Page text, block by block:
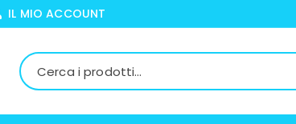
IL MIO ACCOUNT